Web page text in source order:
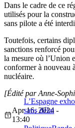
Dans le cadre de ce
utilisés pour la
sans pilote a été
Toutefois, certains
sanctions renforcé
la mesure où l’Union
conformer à nouveau
nucléaire.
L’Espagne
sans délai
[Édité par Anne-
Apr 16, 2024 -
13:40